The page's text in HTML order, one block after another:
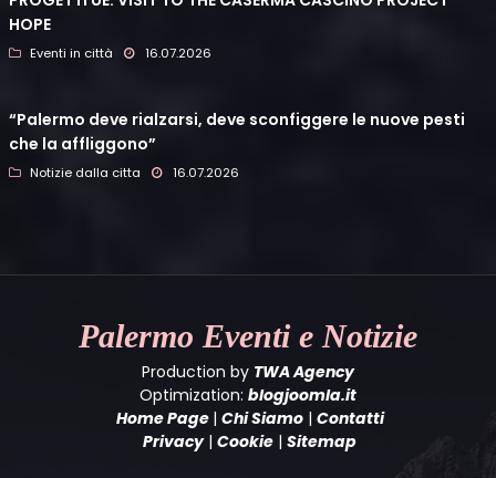
HOPE
Eventi in città 16.07.2026
“Palermo deve rialzarsi, deve sconfiggere le nuove pesti
che la affliggono”
Notizie dalla citta 16.07.2026
Palermo Eventi e Notizie
Production by TWA Agency
Optimization: blogjoomla.it
Home Page | Chi Siamo| Contatti
Privacy| Cookie | Sitemap